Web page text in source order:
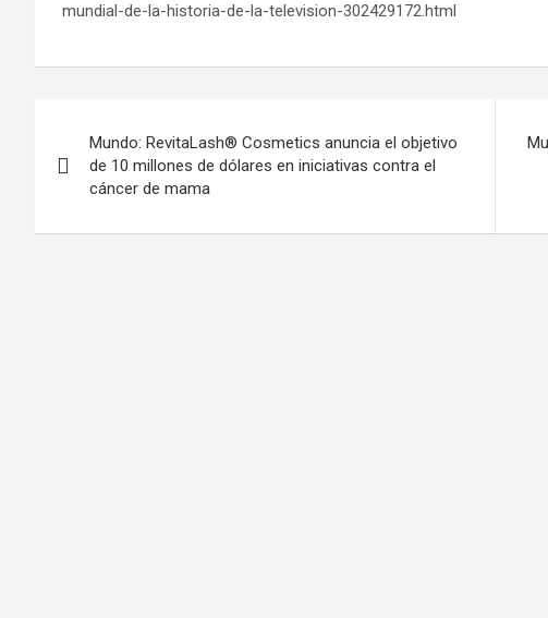
mundial-de-la-historia-de-la-television-302429172.html
navigation
Mundo: RevitaLash® Cosmetics anuncia el objetivo
de 10 millones de dólares en iniciativas contra el
cáncer de mama